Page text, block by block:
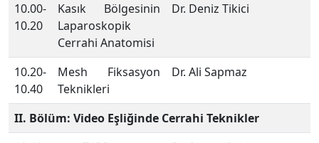
10.00-
10.20
Kasık Bölgesinin
Laparoskopik
Cerrahi Anatomisi
Dr. Deniz Tikici
10.20-
10.40
Mesh Fiksasyon
Teknikleri
Dr. Ali Sapmaz
II. Bölüm: Video Eşliğinde Cerrahi Teknikler